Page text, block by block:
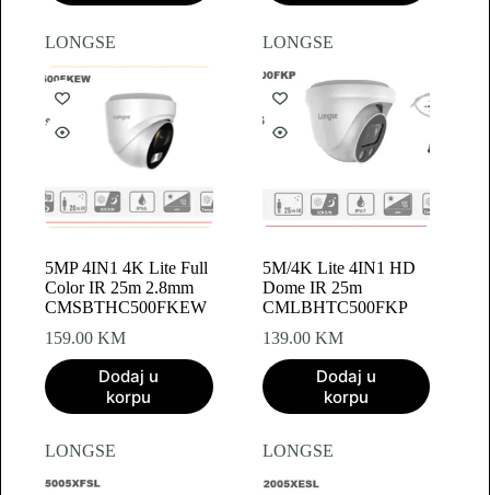
LONGSE
5MP 4IN1 4K Lite Full
Color IR 25m 2.8mm
CMSBTHC500FKEW
159.00 KM
Dodaj u
korpu
LONGSE
5M/4K Lite 4IN1 HD
Dome IR 25m
CMLBHTC500FKP
139.00 KM
Dodaj u
korpu
LONGSE LONGSE